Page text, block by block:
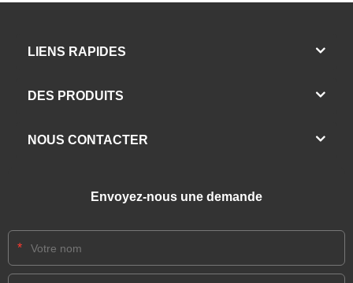
LIENS RAPIDES
DES PRODUITS
NOUS CONTACTER
Envoyez-nous une demande
*